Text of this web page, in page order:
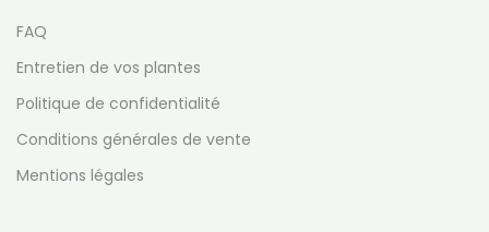
FAQ
Entretien de vos plantes
Politique de confidentialité
Conditions générales de vente
Mentions légales